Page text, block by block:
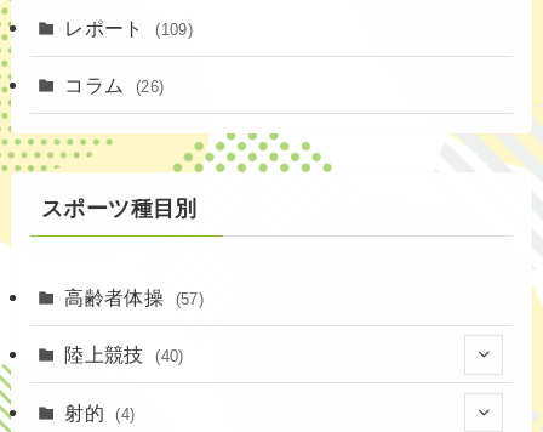
(4)
(1)
レポート (109)
コラム (26)
スポーツ種目別
高齢者体操 (57)
陸上競技 (40)
射的 (4)